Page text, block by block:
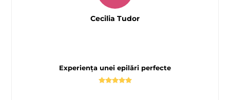
Experiența unei epilări perfecte
Cecilia Tudor